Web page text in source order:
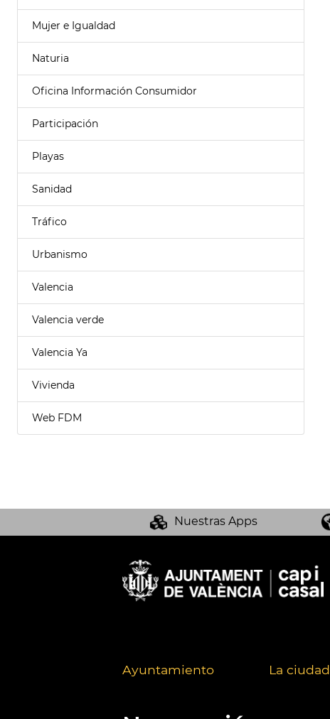
Mujer e Igualdad
Naturia
Oficina Información Consumidor
Participación
Playas
Sanidad
Tráfico
Urbanismo
Valencia
Valencia verde
Valencia Ya
Vivienda
Web FDM
Nuestras Apps
Ayuntamiento La ciudad